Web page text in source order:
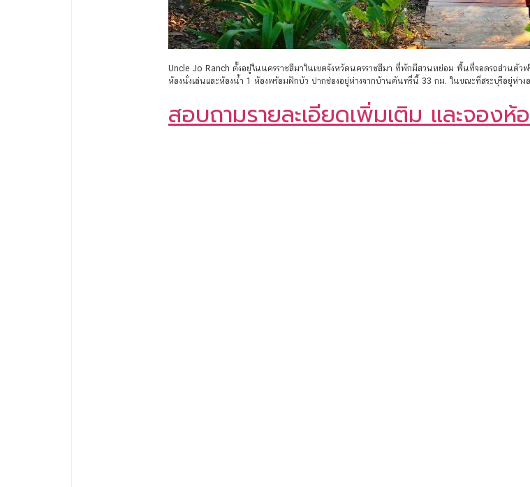
Uncle Jo Ranch ตั้งอยู่ในนครราชสีมาในเขตจังหวัดนครราชสีมา ที่พักมีสวนหย่อม พื้นที่จอดรถส่วนตั
ห้องนั่งเล่นและห้องน้ำ 1 ห้องพร้อมฝักบัว ปากช่องอยู่ห่างจากบ้านคันทรี่นี้ 33 กม. ในขณะที่สระบุรีอยู่ห่าง
สอบถามรายละเอียดเพิ่มเติม และจอง